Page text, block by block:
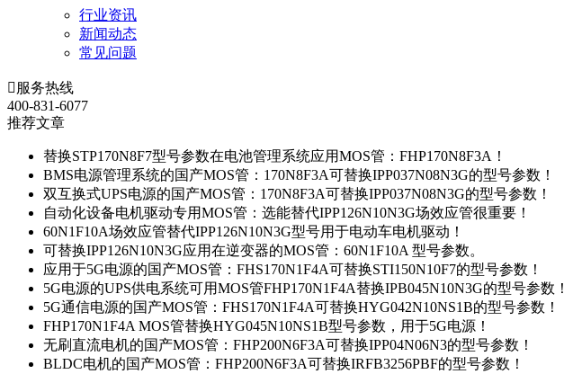
行业资讯
新闻动态
常见问题
 服务热线
400-831-6077
推荐文章
替换STP170N8F7型号参数在电池管理系统应用MOS管：FHP170N8F3A！
BMS电源管理系统的国产MOS管：170N8F3A可替换IPP037N08N3G的型号参数！
双互换式UPS电源的国产MOS管：170N8F3A可替换IPP037N08N3G的型号参数！
自动化设备电机驱动专用MOS管：选能替代IPP126N10N3G场效应管很重要！
60N1F10A场效应管替代IPP126N10N3G型号用于电动车电机驱动！
可替换IPP126N10N3G应用在逆变器的MOS管：60N1F10A 型号参数。
应用于5G电源的国产MOS管：FHS170N1F4A可替换STI150N10F7的型号参数！
5G电源的UPS供电系统可用MOS管FHP170N1F4A替换IPB045N10N3G的型号参数！
5G通信电源的国产MOS管：FHS170N1F4A可替换HYG042N10NS1B的型号参数！
FHP170N1F4A MOS管替换HYG045N10NS1B型号参数，用于5G电源！
无刷直流电机的国产MOS管：FHP200N6F3A可替换IPP04N06N3的型号参数！
BLDC电机的国产MOS管：FHP200N6F3A可替换IRFB3256PBF的型号参数！